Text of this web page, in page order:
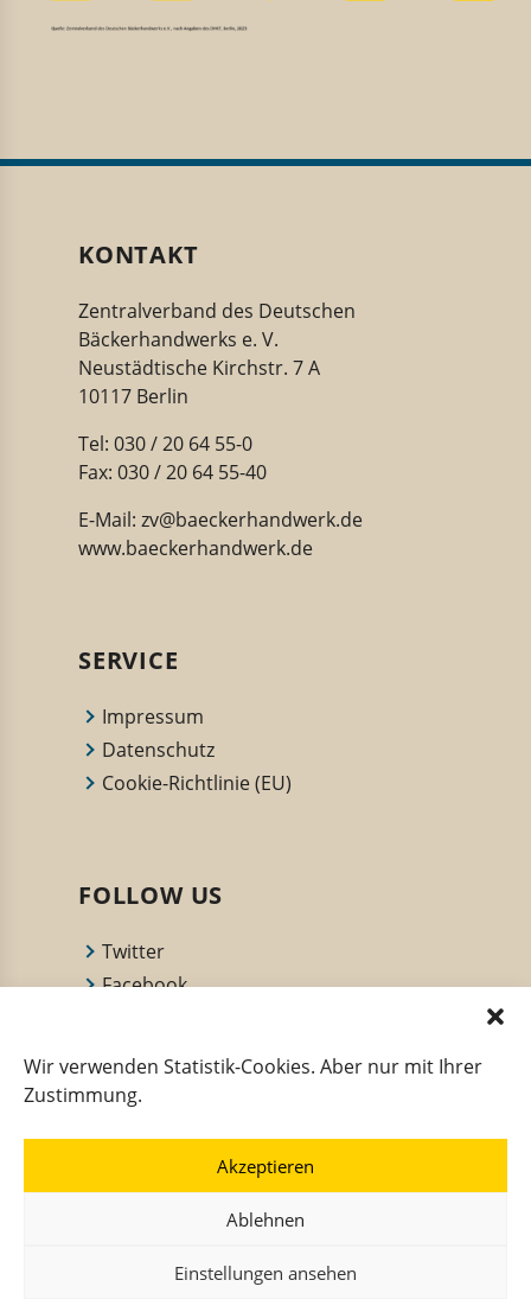
Wir verwenden Statistik-Cookies. Aber nur mit Ihrer
Zustimmung.
Akzeptieren
Ablehnen
Einstellungen ansehen
KONTAKT
Zentralverband des Deutschen
Bäckerhandwerks e. V.
Neustädtische Kirchstr. 7 A
10117 Berlin
Tel: 030 / 20 64 55-0
Fax: 030 / 20 64 55-40
E-Mail: zv@baeckerhandwerk.de
www.baeckerhandwerk.de
SERVICE
Impressum
Datenschutz
Cookie-Richtlinie (EU)
FOLLOW US
Twitter
Facebook
INITIATIVEN